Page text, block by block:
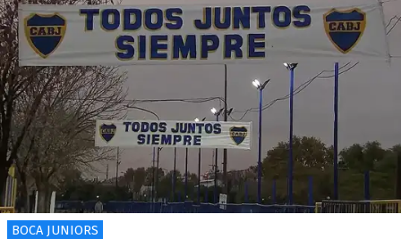
BOCA JUNIORS